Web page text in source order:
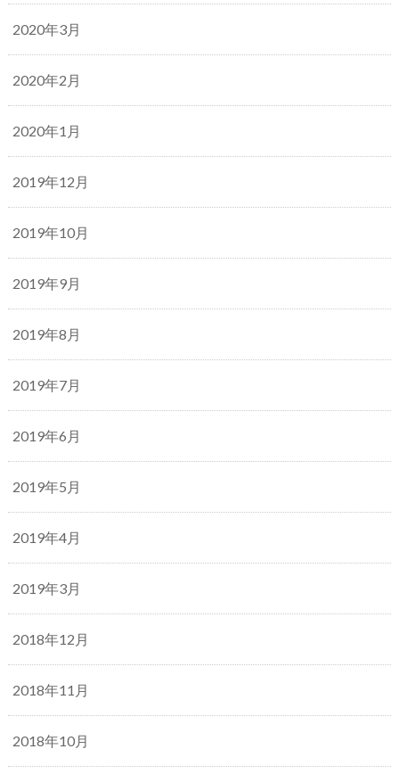
2020年3月
2020年2月
2020年1月
2019年12月
2019年10月
2019年9月
2019年8月
2019年7月
2019年6月
2019年5月
2019年4月
2019年3月
2018年12月
2018年11月
2018年10月